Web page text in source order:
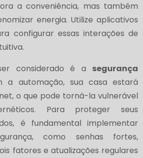
a conveniência, mas também
energia. Utilize aplicativos
configurar essas interações de
considerado é a segurança
a automação, sua casa estará
o que pode torná-la vulnerável
Para proteger seus
é fundamental implementar
como senhas fortes,
fatores e atualizações regulares